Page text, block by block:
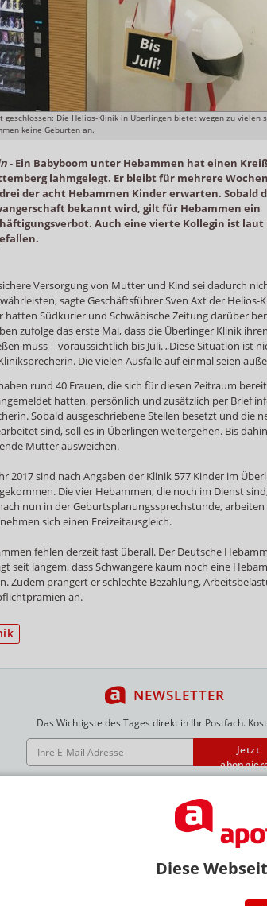
Diese
geschlossen: Die Helios-Klinik in Überlingen bietet wegen zu vielen
keine Geburten an.
- Ein Babyboom unter Hebammen hat einen
lahmgelegt. Er bleibt für mehrere
der acht Hebammen Kinder erwarten. Sobald
bekannt wird, gilt für Hebammen ein
Auch eine vierte Kollegin ist
Versorgung von Mutter und Kind sei dadurch
sagte Geschäftsführer Sven Axt der Helios-
hatten Südkurier und Schwäbische Zeitung darüber
zufolge das erste Mal, dass die Überlinger Klinik
muss – voraussichtlich bis Juli. „Diese Situation ist
Die vielen Ausfälle auf einmal seien
rund 40 Frauen, die sich für diesen Zeitraum
hatten, persönlich und zusätzlich per Brief
Sobald ausgeschriebene Stellen besetzt und die
sind, soll es in Überlingen weitergehen. Bis
Mütter ausweichen.
2017 sind nach Angaben der Klinik 577 Kinder im
Die vier Hebammen, die noch im Dienst
nun in der Geburtsplanungssprechstunde, arbeiten
sich einen Freizeitausgleich.
fehlen derzeit fast überall. Der Deutsche
seit langem, dass Schwangere kaum noch eine
Zudem prangert er schlechte Bezahlung,
an.
NEWSLETTER
Das Wichtigste des Tages direkt in Ihr Postfach.
E-MAIL ADRESSE
Jetzt
Sie auch
Hebamme berät in Apotheke